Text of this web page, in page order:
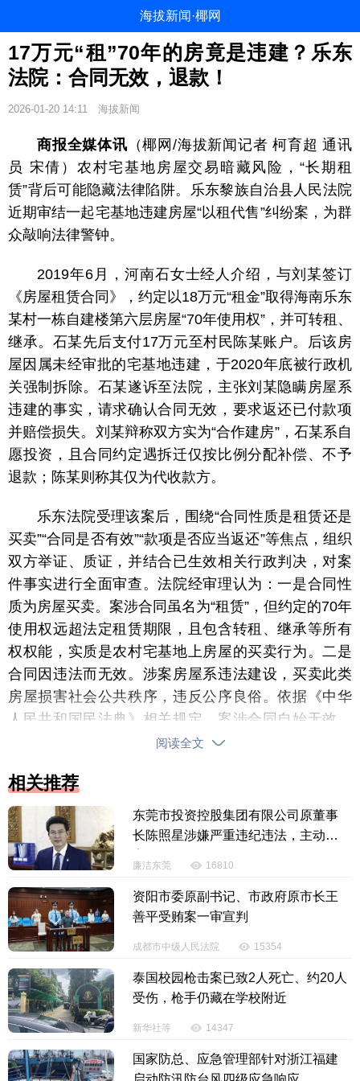
海拔新闻·椰网
17万元“租”70年的房竟是违建？乐东
法院：合同无效，退款！
2026-01-20 14:11 海拔新闻
商报全媒体讯 （椰网/海拔新闻记者 柯育超 通讯
员 宋倩）农村宅基地房屋交易暗藏风险，“长期租
赁”背后可能隐藏法律陷阱。乐东黎族自治县人民法院
近期审结一起宅基地违建房屋“以租代售”纠纷案，为群
众敲响法律警钟。
2019年6月，河南石女士经人介绍，与刘某签订
《房屋租赁合同》，约定以18万元“租金”取得海南乐东
某村一栋自建楼第六层房屋“70年使用权”，并可转租、
继承。石某先后支付17万元至村民陈某账户。后该房
屋因属未经审批的宅基地违建，于2020年底被行政机
关强制拆除。石某遂诉至法院，主张刘某隐瞒房屋系
违建的事实，请求确认合同无效，要求返还已付款项
并赔偿损失。刘某辩称双方实为“合作建房”，石某系自
愿投资，且合同约定遇拆迁仅按比例分配补偿、不予
退款；陈某则称其仅为代收款方。
乐东法院受理该案后，围绕“合同性质是租赁还是
买卖”“合同是否有效”“款项是否应当返还”等焦点，组织
双方举证、质证，并结合已生效相关行政判决，对案
件事实进行全面审查。法院经审理认为：一是合同性
质为房屋买卖。案涉合同虽名为“租赁”，但约定的70年
使用权远超法定租赁期限，且包含转租、继承等所有
权权能，实质是农村宅基地上房屋的买卖行为。二是
合同因违法而无效。涉案房屋系违法建设，买卖此类
房屋损害社会公共秩序，违反公序良俗。依据《中华
人民共和国民法典》相关规定，案涉合同自始无效。
三是款项应予返还但损失自负。合同无效后，因该合
收款受益人，应向石某退还17万元。同时，石某在交
易时未审慎核实房屋合法性，自身存在过错，故其主
张的利息、律师费等损失，法院不予支持。
法官表示，该案件是一起典型的以“长期租赁”形式
掩盖“房屋买卖”实质的纠纷。农村宅基地及其上房屋的
流转受到法律严格限制，非本集体经济组织成员购买
此类房屋权益难以保障。若房屋本身属于违法建筑，
乐东法院提醒，一是要认清合同本质。签订“超长
租期”“以租代售”类合同时，需警惕其是否实质为宅基
民购买此类房屋，其权益往往不受法律保护。二是要
阅读全文
相关推荐
东莞市投资控股集团有限公司原董事
长陈照星涉嫌严重违纪违法，主动投
廉洁东莞 16810
资阳市委原副书记、市政府原市长王
善平受贿案一审宣判
成都市中级人民法院 15354
泰国校园枪击案已致2人死亡、约20人
受伤，枪手仍藏在学校附近
新华社等 14347
国家防总、应急管理部针对浙江福建